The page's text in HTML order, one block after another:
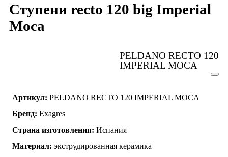
Ступени recto 120 big Imperial
Moca
PELDANO RECTO 120
IMPERIAL MOCA
Артикул: PELDANO RECTO 120 IMPERIAL MOCA
Бренд: Exagres
Страна изготовления: Испания
Материал: экструдированная керамика